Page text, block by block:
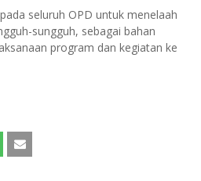
seluruh OPD untuk menelaah
sungguh, sebagai bahan
program dan kegiatan ke